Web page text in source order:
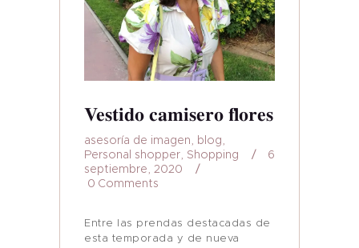
Vestido camisero flores
asesoría de imagen, blog,
Personal shopper, Shopping
6
septiembre, 2020
0 Comments
Entre las prendas destacadas de
esta temporada y de nueva